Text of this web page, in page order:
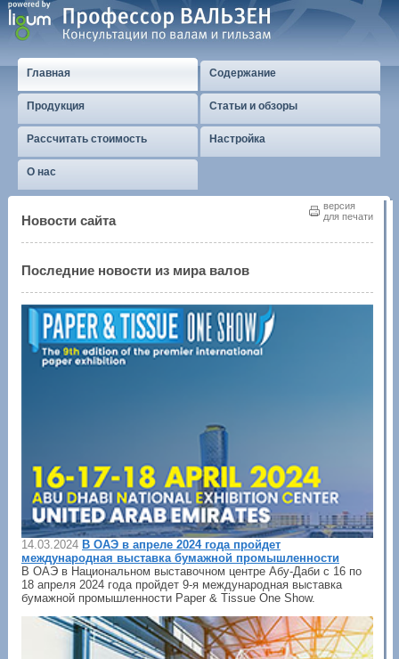
Главная Содержание
Продукция Статьи и обзоры
Рассчитать стоимость Настройка
О нас
версия
для печати
Новости сайта
Последние новости из мира валов
14.03.2024 В ОАЭ в апреле 2024 года пройдет
международная выставка бумажной промышленности
В ОАЭ в Национальном выставочном центре Абу-Даби с 16 по
18 апреля 2024 года пройдет 9-я международная выставка
бумажной промышленности Paper & Tissue One Show.